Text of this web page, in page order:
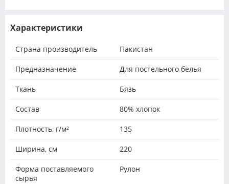
Характеристики
Страна производитель Пакистан
Предназначение Для постельного белья
Ткань Бязь
Состав 80% хлопок
Плотность, г/м² 135
Ширина, см 220
Форма поставляемого
сырья
Рулон